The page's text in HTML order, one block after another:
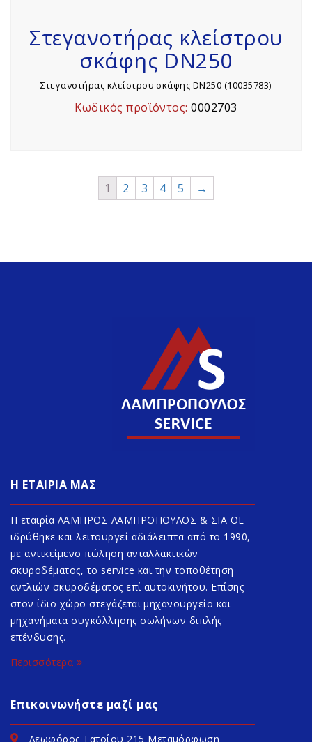
Στεγανοτήρας κλείστρου
σκάφης DN250
Στεγανοτήρας κλείστρου σκάφης DN250 (10035783)
Κωδικός προϊόντος:0002703
1 2 3 4 5 →
Η ΕΤΑΙΡΙΑ ΜΑΣ
Η εταιρία ΛΑΜΠΡΟΣ ΛΑΜΠΡΟΠΟΥΛΟΣ & ΣΙΑ ΟΕ
ιδρύθηκε και λειτουργεί αδιάλειπτα από το 1990,
με αντικείμενο πώληση ανταλλακτικών
σκυροδέματος, το service και την τοποθέτηση
αντλιών σκυροδέματος επί αυτοκινήτου. Επίσης
στον ίδιο χώρο στεγάζεται μηχανουργείο και
μηχανήματα συγκόλλησης σωλήνων διπλής
επένδυσης.
Περισσότερα
Επικοινωνήστε μαζί μας
Λεωφόρος Τατοΐου 215 Μεταμόρφωση